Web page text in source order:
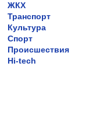
ЖКХ
Транспорт
Культура
Спорт
Происшествия
Hi-tech